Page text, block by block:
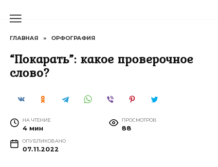
ГЛАВНАЯ » ОРФОГРАФИЯ
“Покарать”: какое проверочное
слово?
НА ЧТЕНИЕ
4 мин
ПРОСМОТРОВ
88
ОПУБЛИКОВАНО
07.11.2022